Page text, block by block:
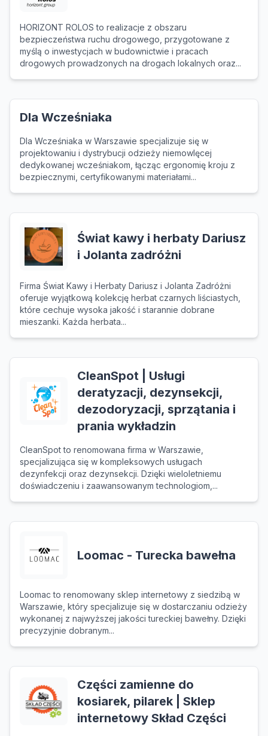
HORIZONT ROLOS to realizacje z obszaru
bezpieczeństwa ruchu drogowego, przygotowane z
myślą o inwestycjach w budownictwie i pracach
drogowych prowadzonych na drogach lokalnych oraz...
Dla Wcześniaka
Dla Wcześniaka w Warszawie specjalizuje się w
projektowaniu i dystrybucji odzieży niemowlęcej
dedykowanej wcześniakom, łącząc ergonomię kroju z
bezpiecznymi, certyfikowanymi materiałami...
Świat kawy i herbaty Dariusz
i Jolanta zadróżni
Firma Świat Kawy i Herbaty Dariusz i Jolanta Zadróżni
oferuje wyjątkową kolekcję herbat czarnych liściastych,
które cechuje wysoka jakość i starannie dobrane
mieszanki. Każda herbata...
CleanSpot | Usługi
deratyzacji, dezynsekcji,
dezodoryzacji, sprzątania i
prania wykładzin
CleanSpot to renomowana firma w Warszawie,
specjalizująca się w kompleksowych usługach
dezynfekcji oraz dezynsekcji. Dzięki wieloletniemu
doświadczeniu i zaawansowanym technologiom,...
Loomac - Turecka bawełna
Loomac to renomowany sklep internetowy z siedzibą w
Warszawie, który specjalizuje się w dostarczaniu odzieży
wykonanej z najwyższej jakości tureckiej bawełny. Dzięki
precyzyjnie dobranym...
Części zamienne do
kosiarek, pilarek | Sklep
internetowy Skład Części